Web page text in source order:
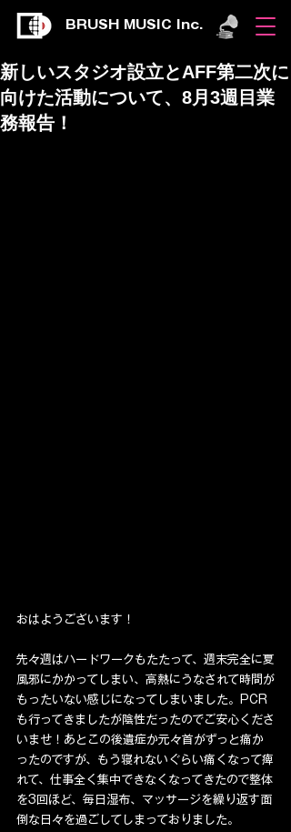
BRUSH MUSIC Inc.
新しいスタジオ設立とAFF第二次に
向けた活動について、8月3週目業
務報告！
おはようございます！
先々週はハードワークもたたって、週末完全に夏
風邪にかかってしまい、高熱にうなされて時間が
もったいない感じになってしまいました。PCR
も行ってきましたが陰性だったのでご安心くださ
いませ！あとこの後遺症か元々首がずっと痛か
ったのですが、もう寝れないぐらい痛くなって痺
れて、仕事全く集中できなくなってきたので整体
を3回ほど、毎日湿布、マッサージを繰り返す面
倒な日々を過ごしてしまっておりました。